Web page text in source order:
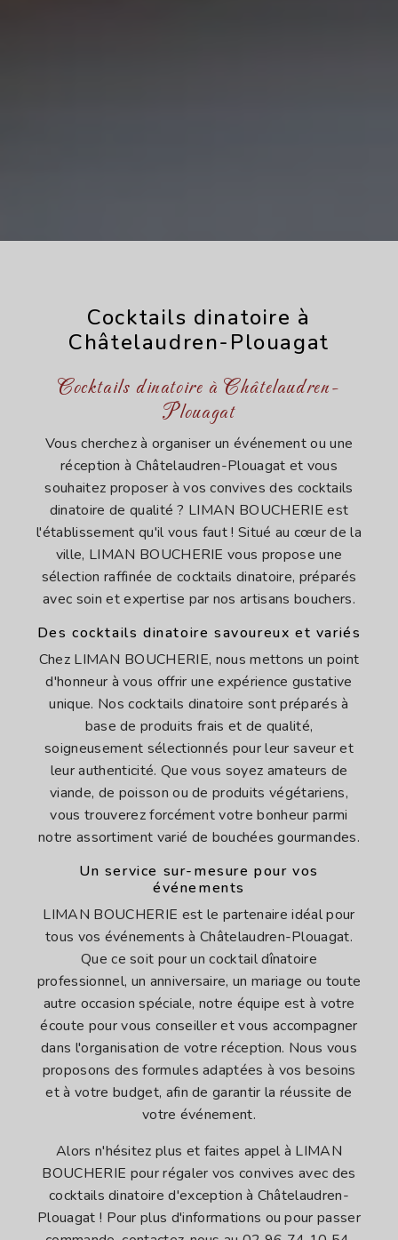
Cocktails dinatoire à
Châtelaudren-Plouagat
Cocktails dinatoire à Châtelaudren-
Plouagat
Vous cherchez à organiser un événement ou une
réception à Châtelaudren-Plouagat et vous
souhaitez proposer à vos convives des cocktails
dinatoire de qualité ? LIMAN BOUCHERIE est
l'établissement qu'il vous faut ! Situé au cœur de la
ville, LIMAN BOUCHERIE vous propose une
sélection raffinée de cocktails dinatoire, préparés
avec soin et expertise par nos artisans bouchers.
Des cocktails dinatoire savoureux et variés
Chez LIMAN BOUCHERIE, nous mettons un point
d'honneur à vous offrir une expérience gustative
unique. Nos cocktails dinatoire sont préparés à
base de produits frais et de qualité,
soigneusement sélectionnés pour leur saveur et
leur authenticité. Que vous soyez amateurs de
viande, de poisson ou de produits végétariens,
vous trouverez forcément votre bonheur parmi
notre assortiment varié de bouchées gourmandes.
Un service sur-mesure pour vos
événements
LIMAN BOUCHERIE est le partenaire idéal pour
tous vos événements à Châtelaudren-Plouagat.
Que ce soit pour un cocktail dînatoire
professionnel, un anniversaire, un mariage ou toute
autre occasion spéciale, notre équipe est à votre
écoute pour vous conseiller et vous accompagner
dans l'organisation de votre réception. Nous vous
proposons des formules adaptées à vos besoins
et à votre budget, afin de garantir la réussite de
votre événement.
Alors n'hésitez plus et faites appel à LIMAN
BOUCHERIE pour régaler vos convives avec des
cocktails dinatoire d'exception à Châtelaudren-
Plouagat ! Pour plus d'informations ou pour passer